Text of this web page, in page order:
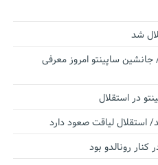
شد
جانشین ساپینتو امروز معرفی
در استقلال
استقلال لیاقت صعود دارد
رونالدو بود